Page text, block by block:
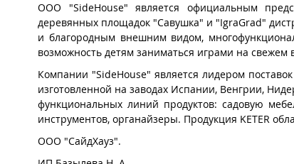
Шезлонги
ООО "SideHouse" является официальным
деревянных площадок "Савушка" и "IgraGrad"
и благородным внешним видом,
возможность детям заниматься играми на свежем
Компании "SideHouse" является лидером
изготовленной на заводах Испании, Венгрии,
функциональных линий продуктов: садовую
инструментов, органайзеры. Продукция KETER
ООО "СайдХауз".